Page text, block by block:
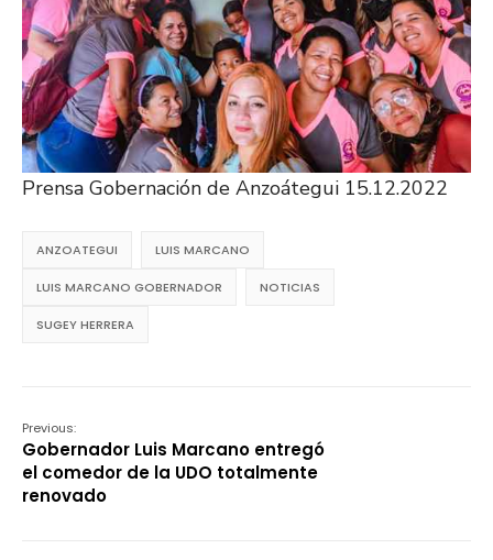
Prensa Gobernación de Anzoátegui 15.12.2022
ANZOATEGUI LUIS MARCANO
LUIS MARCANO GOBERNADOR NOTICIAS
SUGEY HERRERA
Previous:
Gobernador Luis Marcano entregó
el comedor de la UDO totalmente
renovado